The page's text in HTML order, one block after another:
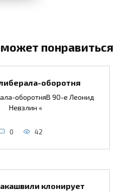
понравиться
оборотня
оборотняВ 90-е Леонид
Невзлин «
0 42
клонирует